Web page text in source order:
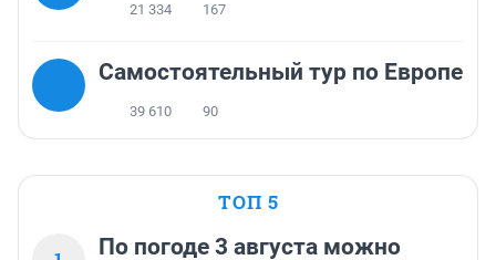
21 334 167
Самостоятельный тур по Европе
39 610 90
ТОП 5
По погоде 3 августа можно